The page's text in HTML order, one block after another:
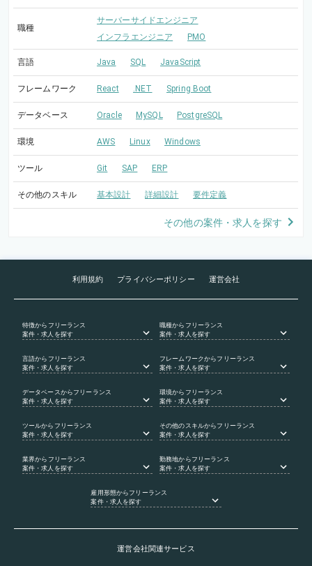
職種
サーバーサイドエンジニア
インフラエンジニア
PMO
言語 Java SQL JavaScript
フレームワーク React .NET Spring Boot
データベース Oracle MySQL PostgreSQL
環境 AWS Linux Windows
ツール Git SAP ERP
その他のスキル 基本設計 詳細設計 要件定義
その他の案件・求人を探す
利用規約 プライバシーポリシー 運営会社
特徴からフリーランス
案件・求人を探す
職種からフリーランス
案件・求人を探す
言語からフリーランス
案件・求人を探す
フレームワークからフリーランス
案件・求人を探す
データベース からフリーランス
案件・求人を探す
環境からフリーランス
案件・求人を探す
ツールからフリーランス
案件・求人を探す
その他のスキルからフリーランス
案件・求人を探す
業界からフリーランス
案件・求人を探す
勤務地からフリーランス
案件・求人を探す
雇用形態からフリーランス
案件・求人を探す
運営会社関連サービス